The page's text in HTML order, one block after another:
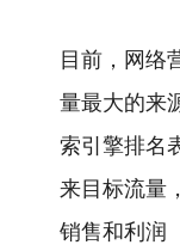
目前，网络
量最大的来
索引擎排名
来目标流量
销售和利润